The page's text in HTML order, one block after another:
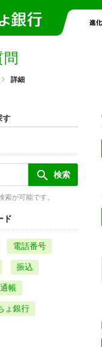
詳細
す
が可能です。
ド
電話番号
振込
通帳
ょ銀行